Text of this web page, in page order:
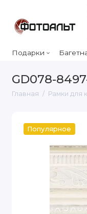
Подарки
GD078-
Главная Рамки для
Популярное